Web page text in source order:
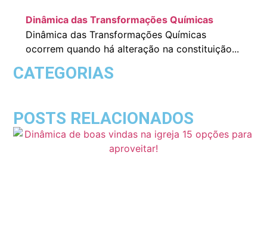
Dinâmica das Transformações Químicas
Dinâmica das Transformações Químicas
ocorrem quando há alteração na constituição...
CATEGORIAS
POSTS RELACIONADOS